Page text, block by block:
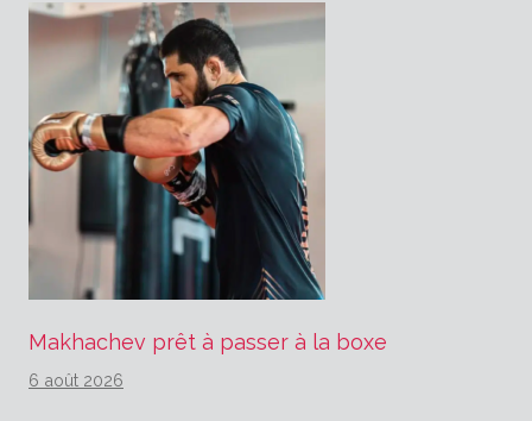
Makhachev prêt à passer à la boxe
6 août 2026